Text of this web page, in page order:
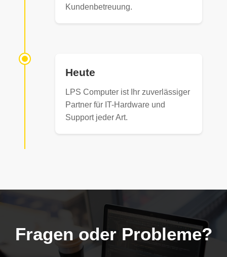
Kundenbetreuung.
Heute
LPS Computer ist Ihr zuverlässiger
Partner für IT-Hardware und
Support jeder Art.
Fragen oder Probleme?